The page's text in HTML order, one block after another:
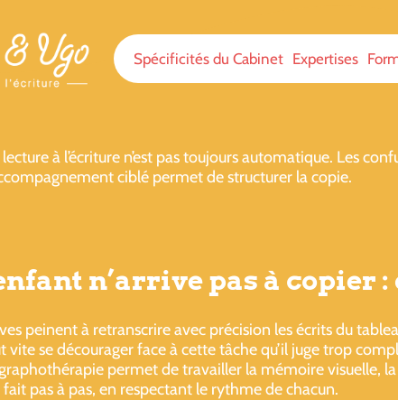
Spécificités du Cabinet Expertises
lecture à l’écriture n’est pas toujours automatique. Les
ciblé permet de structurer la copie.
n’arrive pas à copier
peinent à retranscrire avec précision les écrits du
vite se décourager face à cette tâche qu’il juge trop
permet de travailler la mémoire visuelle,
fait pas à pas, en respectant le rythme de chacun.